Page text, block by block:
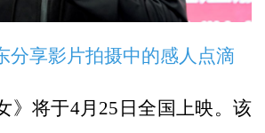
分享影片拍摄中的感人点滴
将于4月25日全国上映。该